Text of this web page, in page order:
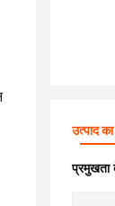
उत्पाद
प्रमुखता